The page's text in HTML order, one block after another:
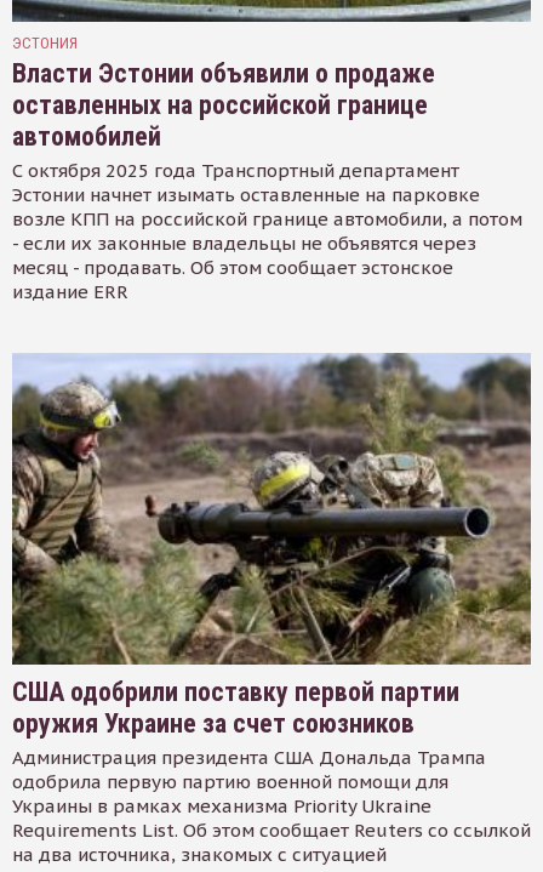
ЭСТОНИЯ
Власти Эстонии объявили о продаже
оставленных на российской границе
автомобилей
С октября 2025 года Транспортный департамент
Эстонии начнет изымать оставленные на парковке
возле КПП на российской границе автомобили, а потом
- если их законные владельцы не объявятся через
месяц - продавать. Об этом сообщает эстонское
издание ERR
США одобрили поставку первой партии
оружия Украине за счет союзников
Администрация президента США Дональда Трампа
одобрила первую партию военной помощи для
Украины в рамках механизма Priority Ukraine
Requirements List. Об этом сообщает Reuters со ссылкой
на два источника, знакомых с ситуацией